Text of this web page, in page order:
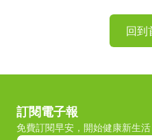
回到
訂閱電子報
免費訂閱早安，開始健康新生活